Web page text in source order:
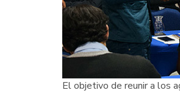
El objetivo de reunir a los